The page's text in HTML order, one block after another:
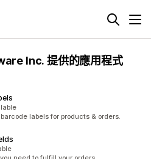
Inc. 提供的應用程式
labels for products & orders.